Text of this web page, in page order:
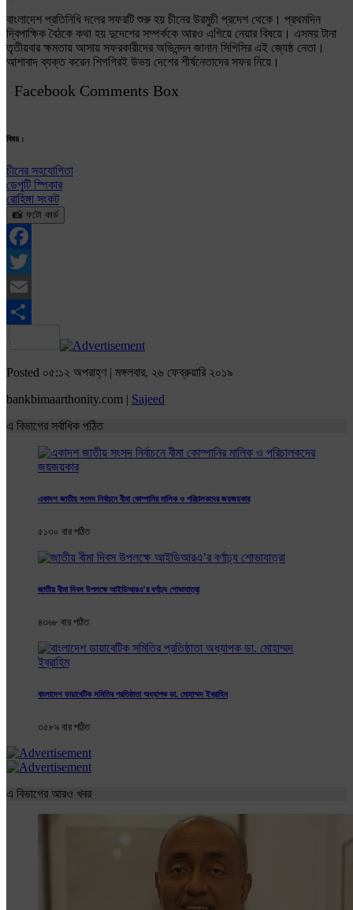
বাংলাদেশ প্রতিনিধি দলের সফরটি শুরু হয় চীনের উরমুচী প্রদেশ থেকে। প্রথমদিন
দ্বিপাক্ষিক বৈঠকে কথা হয় দুদেশের সম্পর্ককে আরও এগিয়ে নেয়ার বিষয়ে। এসময় টানা
তৃতীয়বার ক্ষমতায় আসায় সফরকারীদের অভিনন্দন জানান সিপিসির এই জ্যেষ্ঠ নেতা।
আশাবাদ ব্যক্ত করেন শিগগিরই উভয় দেশের শীর্ষনেতাদের সফর নিয়ে।
Facebook Comments Box
বিষয় :
চীনের সহযোগিতা
ডেপুটি স্পিকার
রোহিঙ্গা সংকট
📸 ফটো কার্ড
Facebook
Twitter
Email
Share
Posted ০৫:১২ অপরাহ্ণ | মঙ্গলবার, ২৬ ফেব্রুয়ারি ২০১৯
bankbimaarthonity.com | Sajeed
এ বিভাগের সর্বাধিক পঠিত
একাদশ জাতীয় সংসদ নির্বাচনে বীমা কোম্পানির মালিক ও পরিচালকদের জয়জয়কার
৫১৩০ বার পঠিত
জাতীয় বীমা দিবস উপলক্ষে আইডিআরএ’র বর্ণাঢ্য শোভাযাত্রা
৪৩৬৮ বার পঠিত
বাংলাদেশ ডায়াবেটিক সমিতির প্রতিষ্ঠাতা অধ্যাপক ডা. মোহাম্মদ ইব্রাহিম
৩৫৮৯ বার পঠিত
এ বিভাগের আরও খবর